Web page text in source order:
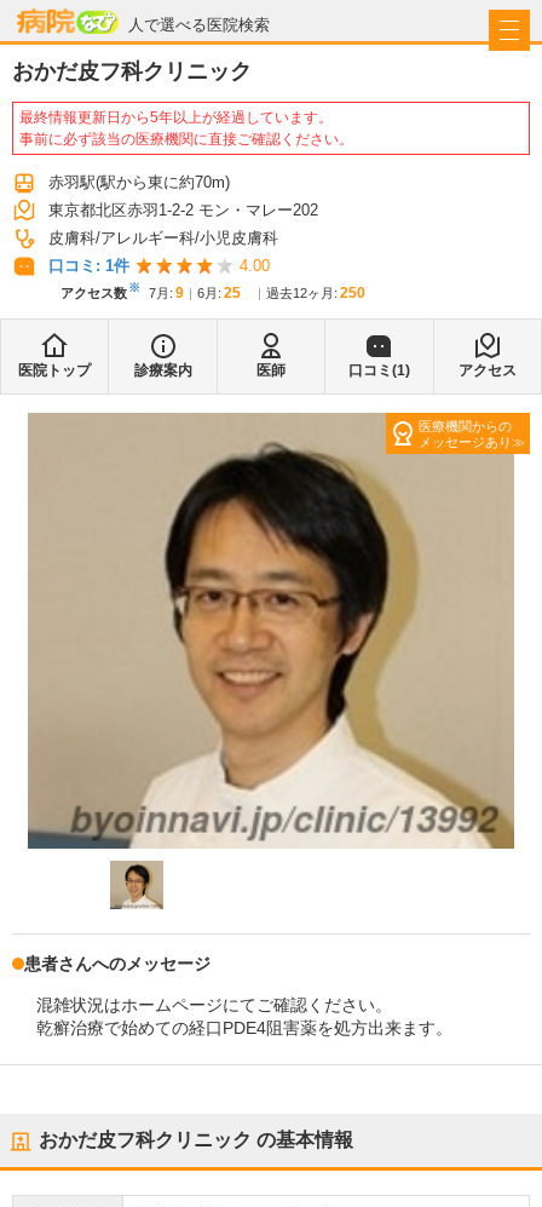
人で選べる医院検索
病院なび
おかだ皮フ科クリニック
最終情報更新日から5年以上が経過しています。
事前に必ず該当の医療機関に直接ご確認ください。
赤羽駅(駅から東に約70m)
東京都北区赤羽1-2-2 モン・マレー202
皮膚科 アレルギー科 小児皮膚科
口コミ: 1件 4.00
アクセス数※ 7月 : 9 6月 : 25 過去12ヶ月: 250
医院トップ 診療案内 医師 口コミ(1) アクセス
医療機関からの
メッセージあり
患者さんへのメッセージ
混雑状況はホームページにてご確認ください。
乾癬治療で始めての経口PDE4阻害薬を処方出来ます。
おかだ皮フ科クリニック の基本情報